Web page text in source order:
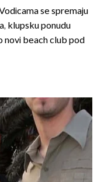
se spremaju
klupsku ponudu
novi beach club pod